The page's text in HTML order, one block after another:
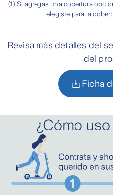
(1) Si agregas una cobertura
elegiste para la
Revisa más detalles del
del
Ficha
¿Cómo